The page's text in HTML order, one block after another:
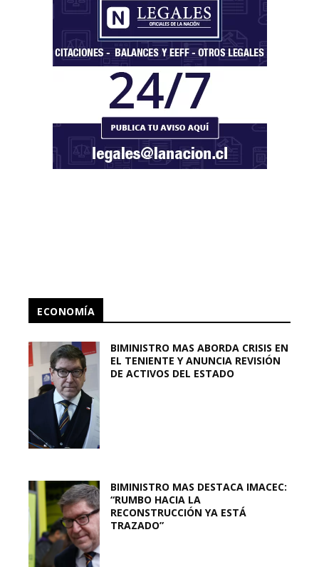
ECONOMÍA
BIMINISTRO MAS ABORDA CRISIS EN
EL TENIENTE Y ANUNCIA REVISIÓN
DE ACTIVOS DEL ESTADO
BIMINISTRO MAS DESTACA IMACEC:
“RUMBO HACIA LA
RECONSTRUCCIÓN YA ESTÁ
TRAZADO”